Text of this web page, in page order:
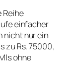
Reihe
einfacher
nicht nur ein
zu Rs. 75000,
ohne